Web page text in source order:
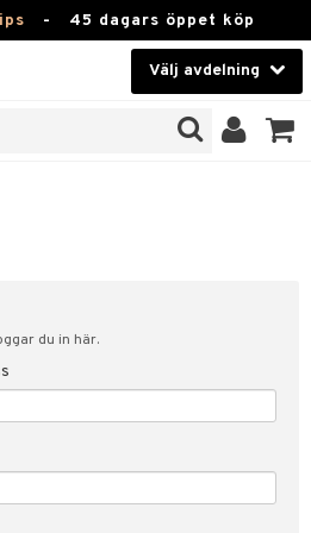
- 45 dagars öppet köp
Välj avdelning
du in här.